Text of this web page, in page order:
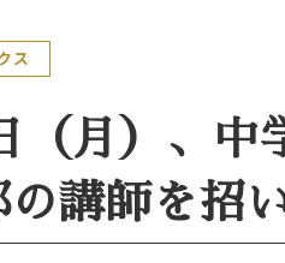
ス
（月）、中
講師を招